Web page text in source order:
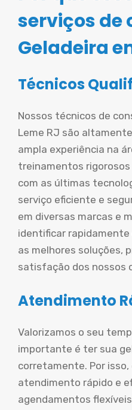
serviços de
Geladeira
Técnicos
Nossos técnicos de
Leme RJ são
ampla experiência na
treinamentos
com as últimas
serviço eficiente e
em diversas marcas e
identificar rapidamente
as melhores soluções,
satisfação dos nossos
Atendimento
Valorizamos o seu
importante é ter sua
corretamente. Por
atendimento rápido e
agendamentos